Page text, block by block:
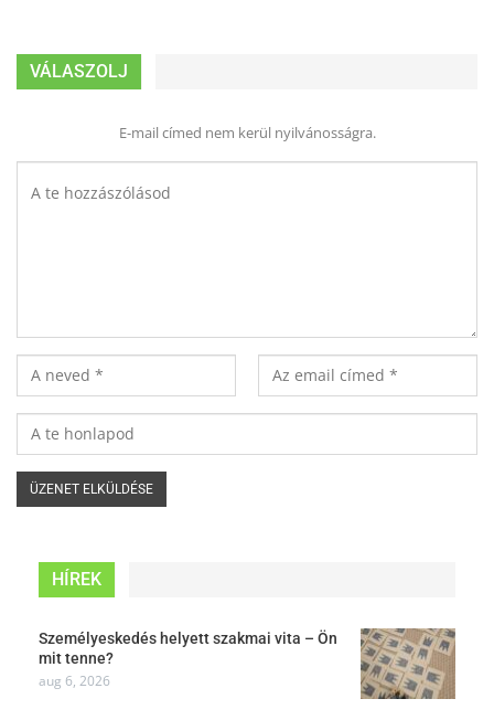
VÁLASZOLJ
E-mail címed nem kerül nyilvánosságra.
HÍREK
Személyeskedés helyett szakmai vita – Ön
mit tenne?
aug 6, 2026